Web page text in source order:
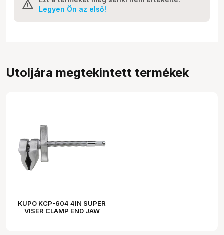
Legyen Ön az első!
Utoljára megtekintett termékek
KUPO KCP-604 4IN SUPER
VISER CLAMP END JAW